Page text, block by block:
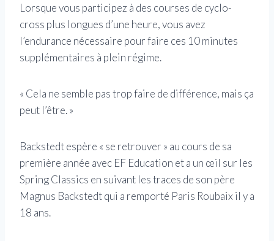
Lorsque vous participez à des courses de cyclo-
cross plus longues d’une heure, vous avez
l’endurance nécessaire pour faire ces 10 minutes
supplémentaires à plein régime.
« Cela ne semble pas trop faire de différence, mais ça
peut l’être. »
Backstedt espère « se retrouver » au cours de sa
première année avec EF Education et a un œil sur les
Spring Classics en suivant les traces de son père
Magnus Backstedt qui a remporté Paris Roubaix il y a
18 ans.